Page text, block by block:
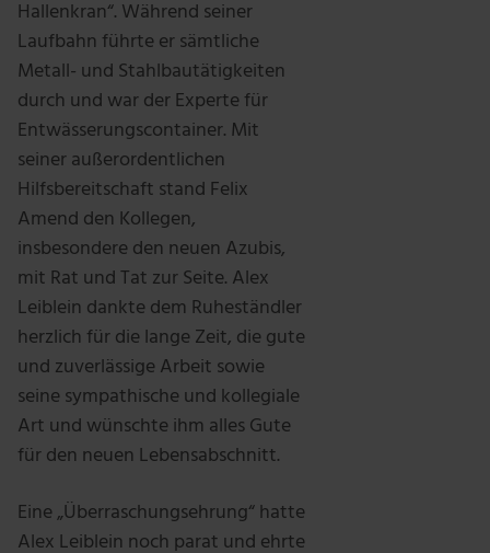
Hallenkran“. Während seiner
Laufbahn führte er sämtliche
Metall- und Stahlbautätigkeiten
durch und war der Experte für
Entwässerungscontainer. Mit
seiner außerordentlichen
Hilfsbereitschaft stand Felix
Amend den Kollegen,
insbesondere den neuen Azubis,
mit Rat und Tat zur Seite. Alex
Leiblein dankte dem Ruheständler
herzlich für die lange Zeit, die gute
und zuverlässige Arbeit sowie
seine sympathische und kollegiale
Art und wünschte ihm alles Gute
für den neuen Lebensabschnitt.
Eine „Überraschungsehrung“ hatte
Alex Leiblein noch parat und ehrte